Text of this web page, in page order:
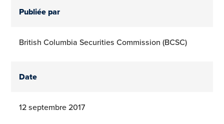
Publiée par
British Columbia Securities Commission (BCSC)
Date
12 septembre 2017